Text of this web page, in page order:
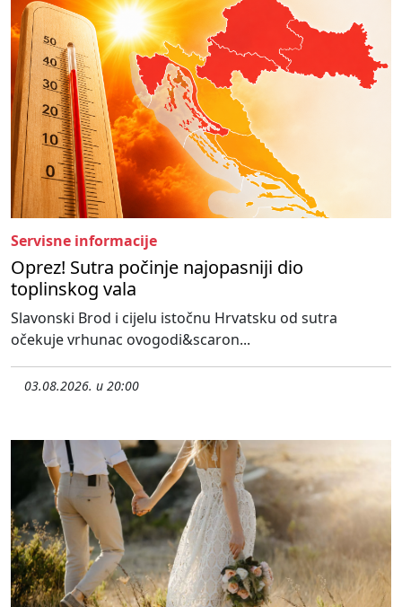
Servisne informacije
Oprez! Sutra počinje najopasniji dio
toplinskog vala
Slavonski Brod i cijelu istočnu Hrvatsku od sutra
očekuje vrhunac ovogodi&scaron...
03.08.2026. u 20:00